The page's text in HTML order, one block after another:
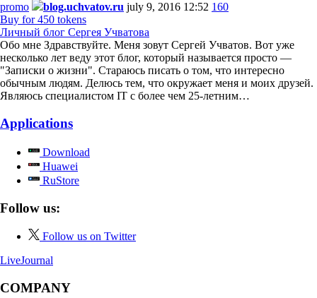
promo blog.uchvatov.ru july 9, 2016 12:52 160
Buy for 450 tokens
Личный блог Сергея Учватова
Обо мне Здравствуйте. Меня зовут Сергей Учватов. Вот уже
несколько лет веду этот блог, который называется просто —
"Записки о жизни". Стараюсь писать о том, что интересно
обычным людям. Делюсь тем, что окружает меня и моих друзей.
Являюсь специалистом IT с более чем 25-летним…
Applications
Download
Huawei
RuStore
Follow us:
Follow us on Twitter
LiveJournal
COMPANY